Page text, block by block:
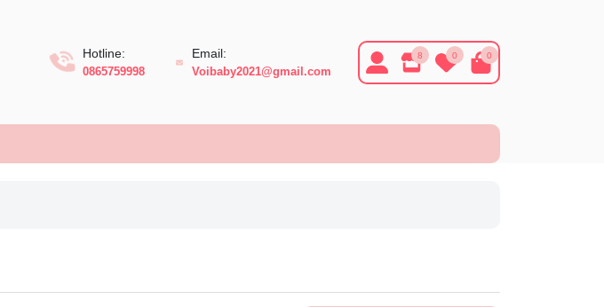
Hotline:
0865759998
Email:
Voibaby2021@gmail.com
8 0 0